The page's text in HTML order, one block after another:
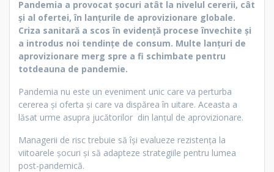
Pandemia a provocat șocuri atât la nivelul cererii, cât
și al ofertei, în lanțurile de aprovizionare globale.
Criza sanitară a scos în evidență procese învechite și
a introdus noi tendințe de consum. Multe lanțuri de
aprovizionare merg spre a fi schimbate pentru
totdeauna de pandemie.
Pandemia nu este un eveniment unic care va perturba
cererea și oferta și care va dispărea în uitare. Aceasta a
lăsat urme asupra jucătorilor din lanțul de aprovizionare.
Managerii de risc trebuie să își evalueze rezistența la
viitoarele șocuri și să adapteze strategiile pentru lumea
post-pandemică.